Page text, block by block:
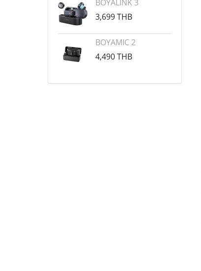
BOYALINK 3
3,699 THB
BOYAMIC 2
4,490 THB